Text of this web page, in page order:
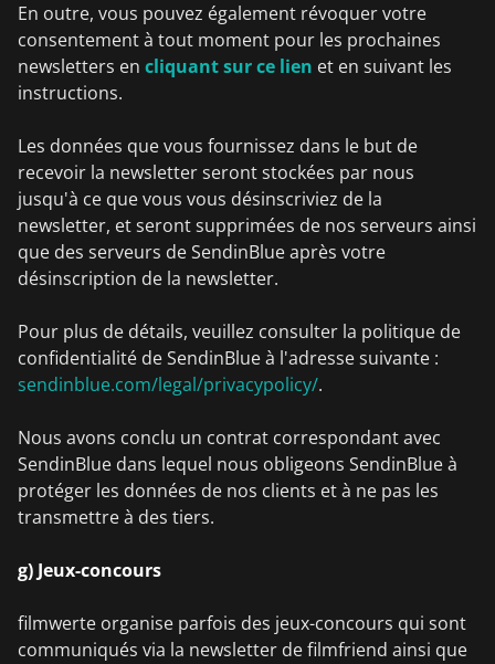
En outre, vous pouvez également révoquer votre
consentement à tout moment pour les prochaines
newsletters en cliquant sur ce lien et en suivant les
instructions.
Les données que vous fournissez dans le but de
recevoir la newsletter seront stockées par nous
jusqu'à ce que vous vous désinscriviez de la
newsletter, et seront supprimées de nos serveurs ainsi
que des serveurs de SendinBlue après votre
désinscription de la newsletter.
Pour plus de détails, veuillez consulter la politique de
confidentialité de SendinBlue à l'adresse suivante :
sendinblue.com/legal/privacypolicy/.
Nous avons conclu un contrat correspondant avec
SendinBlue dans lequel nous obligeons SendinBlue à
protéger les données de nos clients et à ne pas les
transmettre à des tiers.
g) Jeux-concours
filmwerte organise parfois des jeux-concours qui sont
communiqués via la newsletter de filmfriend ainsi que